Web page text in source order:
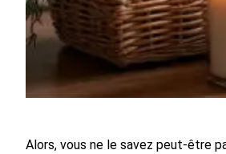
Alors, vous ne le savez peut-être